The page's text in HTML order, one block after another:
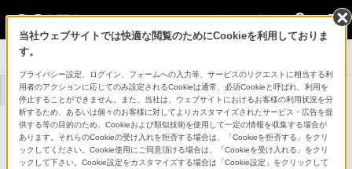
法人のお客様
システムカメラ
トップ 商品一覧 事例一覧
マルチフォーマットポータブルカメラ
HDC-F5500V
詳細メニュー
当社ウェブサイトでは快適な閲覧のためにCookieを利用しておりま
す。
プライバシー設定、ログイン、フォームへの入力等、サービスのリクエストに相当する利
用者のアクションに応じてのみ設定されるCookieは通常、必須Cookieと呼ばれ、利用を
停止することができません。また、当社は、ウェブサイトにおけるお客様の利用状況を分
析するため、あるいは個々のお客様に対してよりカスタマイズされたサービス・広告を提
供する等の目的のため、Cookieおよび類似技術を使用して一定の情報を収集する場合が
あります。それらのCookieの受け入れを拒否する場合は、「Cookieを拒否する」をクリ
ックしてください。Cookie使用にご同意頂ける場合は、「Cookieを受け入れる」をクリ
ックして下さい。Cookie設定をカスタマイズする場合は「Cookie設定」をクリックして